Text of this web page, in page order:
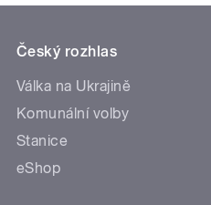
Český rozhlas
Válka na Ukrajině
Komunální volby
Stanice
eShop